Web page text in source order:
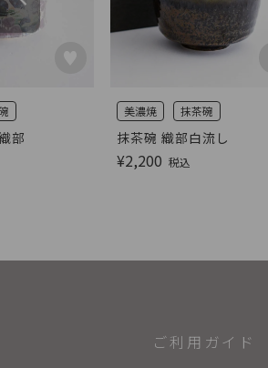
部 抹茶碗 織部白流し
美濃焼 抹茶碗
¥2,200 税込
ご利用ガイド